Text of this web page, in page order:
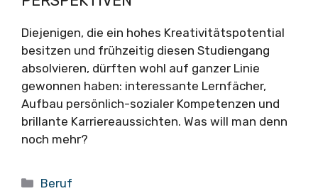
Diejenigen, die ein hohes Kreativitätspotential
besitzen und frühzeitig diesen Studiengang
absolvieren, dürften wohl auf ganzer Linie
gewonnen haben: interessante Lernfächer,
Aufbau persönlich-sozialer Kompetenzen und
brillante Karriereaussichten. Was will man denn
noch mehr?
Kategorien
Beruf